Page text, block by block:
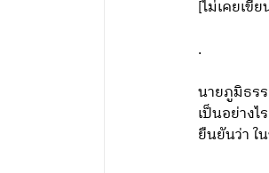
[ไม่เคยเขี
.
นายภูมิธร
เป็นอย่าง
ยืนยันว่า ใ